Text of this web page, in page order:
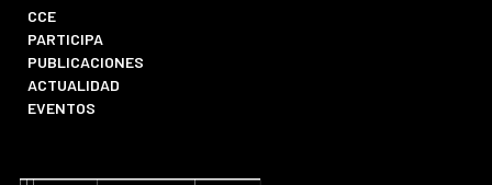
CCE
PARTICIPA
PUBLICACIONES
ACTUALIDAD
EVENTOS